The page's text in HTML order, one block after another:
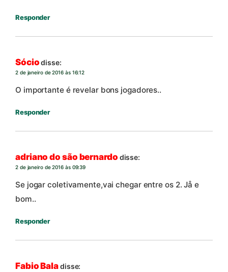
Responder
Sócio disse:
2 de janeiro de 2016 às 16:12
O importante é revelar bons jogadores..
Responder
adriano do são bernardo disse:
2 de janeiro de 2016 às 09:39
Se jogar coletivamente,vai chegar entre os 2. Jå e
bom..
Responder
Fabio Baladisse: